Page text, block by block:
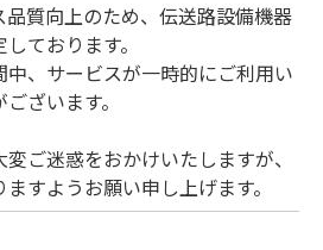
質向上のため、伝送路設備機器
ております。
中、サービスが一時的にご利用い
ざいます。
ご迷惑をおかけいたしますが、
すようお願い申し上げます。